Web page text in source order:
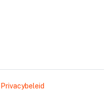
Privacybeleid